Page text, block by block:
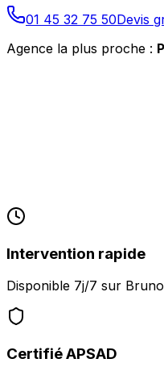
01 45 32 75 50Devis
Agence la plus proche :
Intervention rapide
Disponible 7j/7 sur
Certifié APSAD